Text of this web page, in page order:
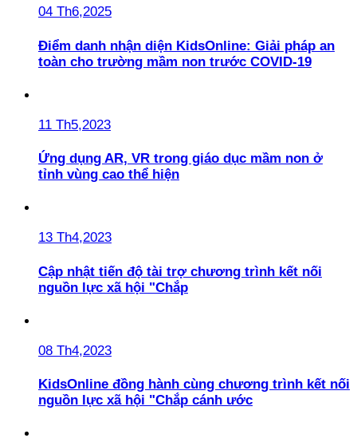
04 Th6,2025
Điểm danh nhận diện KidsOnline: Giải pháp an
toàn cho trường mầm non trước COVID-19
11 Th5,2023
Ứng dụng AR, VR trong giáo dục mầm non ở
tỉnh vùng cao thể hiện
13 Th4,2023
Cập nhật tiến độ tài trợ chương trình kết nối
nguồn lực xã hội "Chắp
08 Th4,2023
KidsOnline đồng hành cùng chương trình kết nối
nguồn lực xã hội "Chắp cánh ước